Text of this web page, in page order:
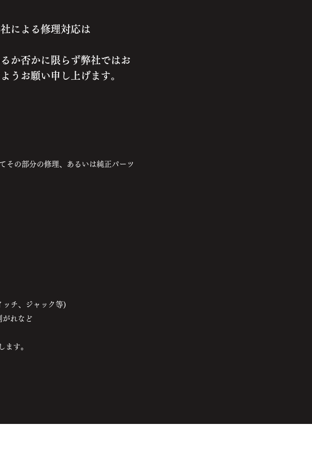
による修理対応は
か否かに限らず弊社ではお
うお願い申し上げます。
その部分の修理、あるいは純正パーツ
ッチ、ジャック等)
がれなど
ます。